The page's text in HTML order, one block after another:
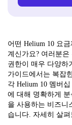
어떤 Helium 10 요
계신가요? 여러분
권한이 매우 다양하
가이드에서는 복잡
각 Helium 10 멤버
에 대해 명확하게
을 사용하는 비즈니
습니다. 자세히 살